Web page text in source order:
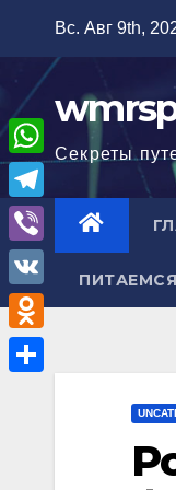
содержимому
Вс. Авг 9th,
Секреты
W
h
a
A
T
e
l
e
g
V
i
b
e
V
K
O